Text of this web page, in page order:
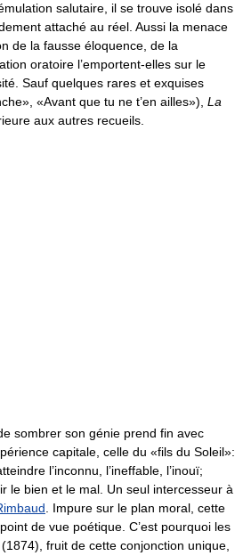
salutaire, il se trouve isolé dans
attaché au réel. Aussi la menace
de la fausse éloquence, de la
oratoire l’emportent-elles sur le
Sauf quelques rares et exquises
«Avant que tu ne t’en ailles»), La
aux autres recueils.
sombrer son génie prend fin avec
capitale, celle du «fils du Soleil»:
l’inconnu, l’ineffable, l’inouï;
le bien et le mal. Un seul intercesseur à
. Impure sur le plan moral, cette
de vue poétique. C’est pourquoi les
(1874), fruit de cette conjonction unique,